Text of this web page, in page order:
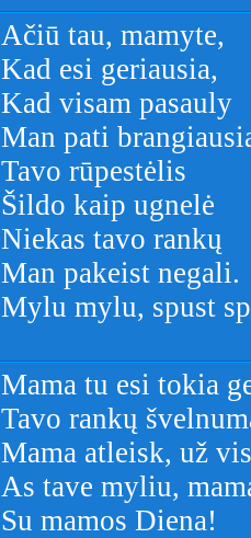
Ačiū tau, mamyte,
Kad esi geriausia,
Kad visam pasauly
Man pati
Tavo rūpestėlis
Šildo kaip ugnelė
Niekas tavo rankų
Man pakeist negali.
Mylu mylu, spust
Mama tu esi tokia
Tavo rankų
Mama atleisk, už
As tave myliu,
Su mamos Diena!